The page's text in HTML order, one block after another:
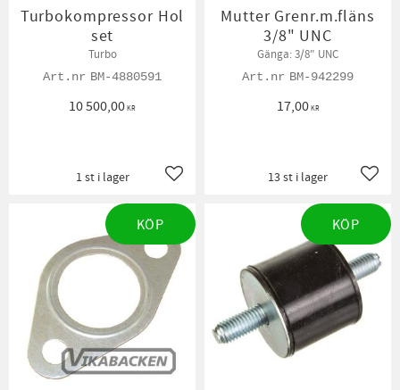
Turbokompressor Hol
set
Turbo
BM-4880591
10 500,00KR
Lägg till i favoriter
1 st i lager
Mutter Grenr.m.fläns
3/8" UNC
Gänga: 3/8" UNC
BM-942299
17,00KR
13 st i lager
KÖP KÖP